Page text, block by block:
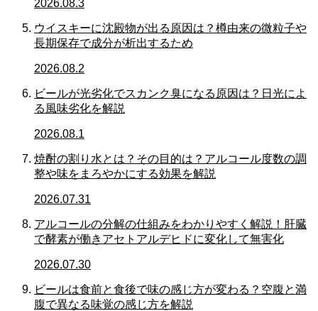
2026.08.3
ウイスキーに沈殿物が出る原因は？樽由来の微粒子や
長期保存で成分が析出するため
2026.08.2
ビールが光劣化でスカンク臭になる原因は？日光によ
る風味劣化を解説
2026.08.1
焼酎の割り水とは？その目的は？アルコール度数の調
整や味をまろやかにする効果を解説
2026.07.31
アルコールの分解の仕組みをわかりやすく解説！肝臓
で酵素が働きアセトアルデヒドに変化して無害化
2026.07.30
ビールは食前と食後で味の感じ方が変わる？空腹と満
腹で異なる味覚の感じ方を解説